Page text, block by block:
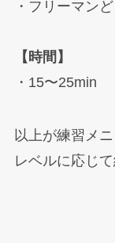
・フリーマン
【時間】
・15〜25min
以上が練習メ
レベルに応じ